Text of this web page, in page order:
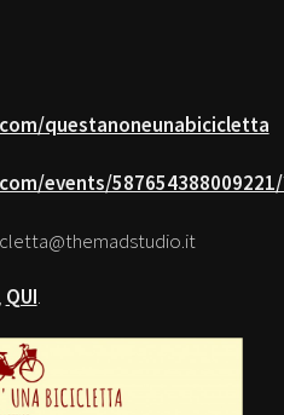
questanoneunabicicletta
events/
QUI.